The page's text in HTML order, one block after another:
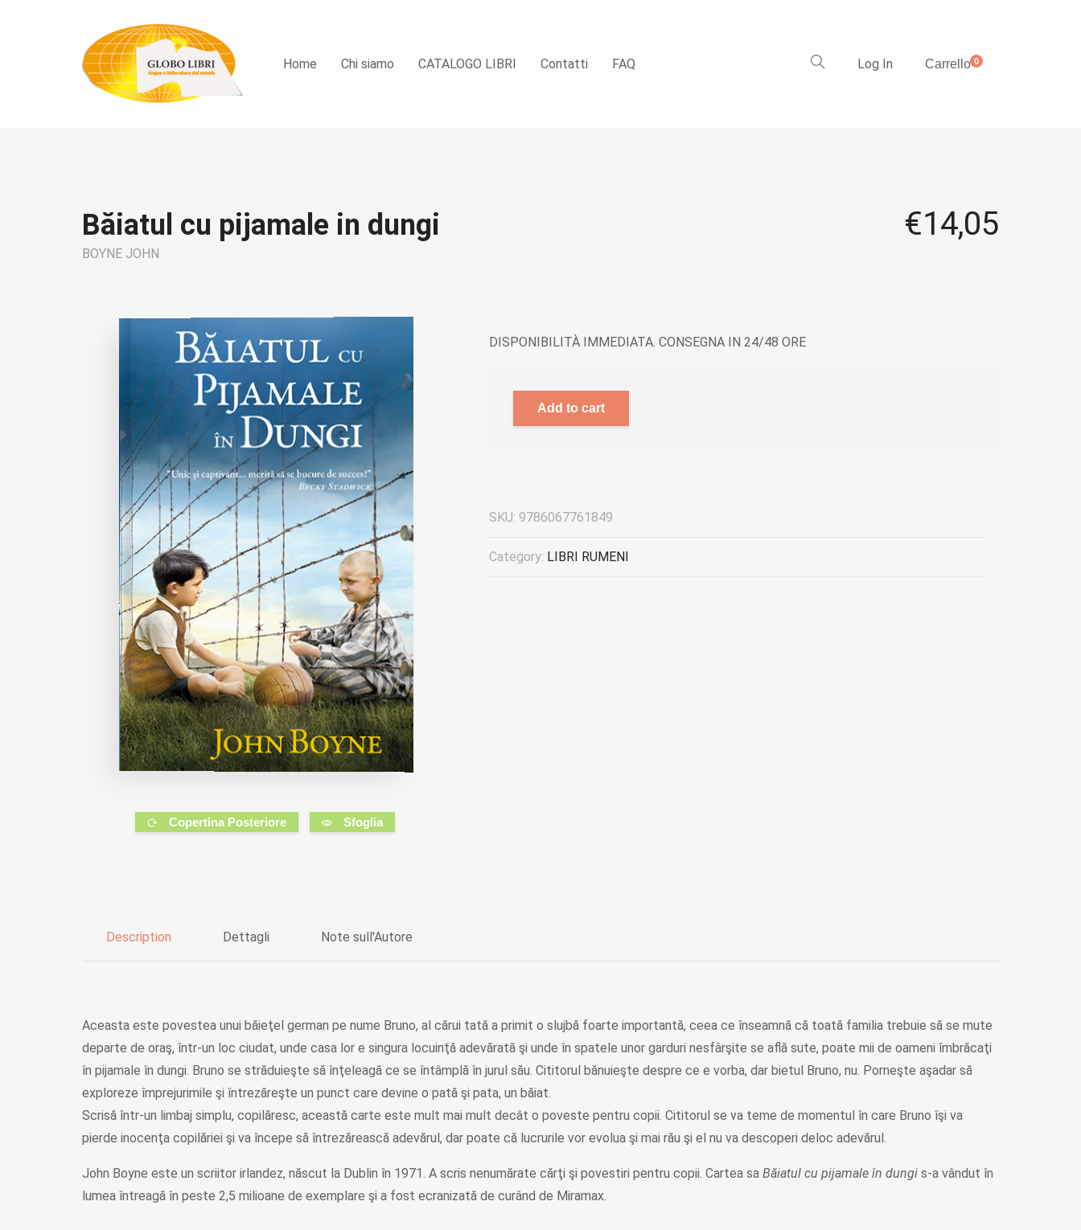
Home Chi siamo CATALOGO LIBRI Contatti FAQ Log In Carrello0
Băiatul cu pijamale in dungi
BOYNE JOHN
€14,05
Copertina Posteriore Sfoglia
DISPONIBILITÀ IMMEDIATA. CONSEGNA IN 24/48 ORE
Add to cart
SKU: 9786067761849
Category: LIBRI RUMENI
Description Dettagli Note sull'Autore
Aceasta este povestea unui băieţel german pe nume Bruno, al cărui tată a primit o slujbă foarte importantă, ceea ce înseamnă că toată familia trebuie să se mute
departe de oraş, într-un loc ciudat, unde casa lor e singura locuinţă adevărată şi unde în spatele unor garduri nesfârşite se află sute, poate mii de oameni îmbrăcaţi
în pijamale în dungi. Bruno se străduieşte să înţeleagă ce se întâmplă în jurul său. Cititorul bănuieşte despre ce e vorba, dar bietul Bruno, nu. Porneşte aşadar să
exploreze împrejurimile şi întrezăreşte un punct care devine o pată şi pata, un băiat.
Scrisă într-un limbaj simplu, copilăresc, această carte este mult mai mult decât o poveste pentru copii. Cititorul se va teme de momentul în care Bruno îşi va
pierde inocenţa copilăriei şi va începe să întrezărească adevărul, dar poate că lucrurile vor evolua şi mai rău şi el nu va descoperi deloc adevărul.
John Boyne este un scriitor irlandez, născut la Dublin în 1971. A scris nenumărate cărţi şi povestiri pentru copii. Cartea sa Băiatul cu pijamale în dungi s-a vândut în
lumea întreagă în peste 2,5 milioane de exemplare şi a fost ecranizată de curând de Miramax.